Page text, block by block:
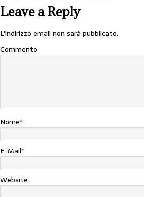
Leave a Reply
L'indirizzo email non sarà pubblicato.
Commento
Nome*
E-Mail*
Website